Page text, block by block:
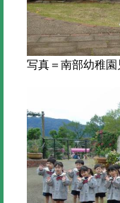
写真＝南部幼稚